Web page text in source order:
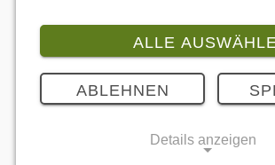
ALLE
ABLEHNEN
Details anzeigen